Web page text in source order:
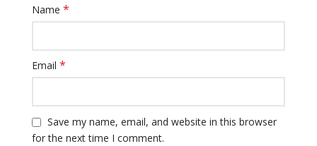
Name *
Email *
Save my name, email, and website in this browser
for the next time I comment.